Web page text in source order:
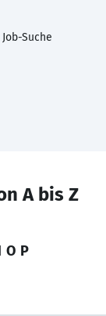
Suche
A bis Z
O P